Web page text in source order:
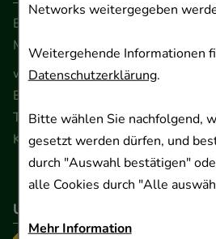
Networks weitergegeben
Weitergehende Informationen
Datenschutzerklärung.
Bitte wählen Sie nachfolgend,
gesetzt werden dürfen, und
durch "Auswahl bestätigen"
alle Cookies durch "Alle
Mehr Information
Beratung und Kundenservice:
Montag - Freitag von 9.00 bis
www.ApoSalis.de· E-Mail:
Ernst-August-Platz 2 · 30159
Telefon 0511 89 71 80 0 · Fax
Kontaktformular
Unser Versanddienstleister